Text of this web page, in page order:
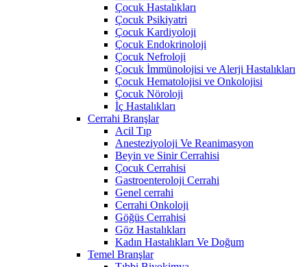
Çocuk Hastalıkları
Çocuk Psikiyatri
Çocuk Kardiyoloji
Çocuk Endokrinoloji
Çocuk Nefroloji
Çocuk İmmünolojisi ve Alerji Hastalıkları
Çocuk Hematolojisi ve Onkolojisi
Çocuk Nöroloji
İç Hastalıkları
Cerrahi Branşlar
Acil Tıp
Anesteziyoloji Ve Reanimasyon
Beyin ve Sinir Cerrahisi
Çocuk Cerrahisi
Gastroenteroloji Cerrahi
Genel cerrahi
Cerrahi Onkoloji
Göğüs Cerrahisi
Göz Hastalıkları
Kadın Hastalıkları Ve Doğum
Temel Branşlar